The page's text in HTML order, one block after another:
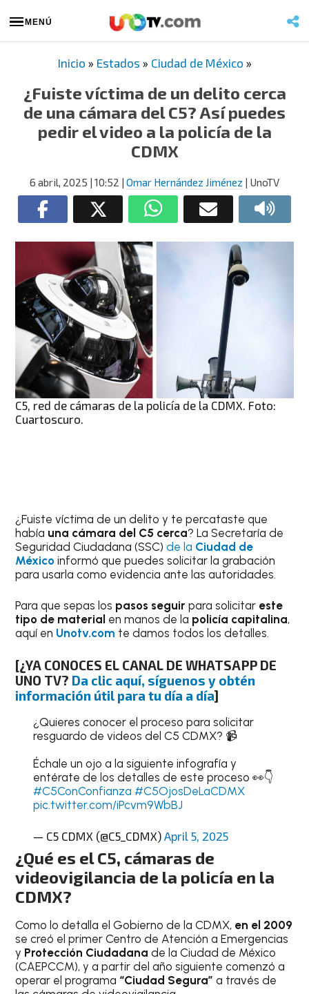
MENÚ
Inicio » Estados » Ciudad de México »
¿Fuiste víctima de un delito cerca
de una cámara del C5? Así puedes
pedir el video a la policía de la
CDMX
6 abril, 2025 | 10:52 | Omar Hernández Jiménez | UnoTV
C5, red de cámaras de la policía de la CDMX. Foto:
Cuartoscuro.
¿Fuiste víctima de un delito y te percataste que
había una cámara del C5 cerca? La Secretaría de
Seguridad Ciudadana (SSC)de la Ciudad de
México informó que puedes solicitar la grabación
para usarla como evidencia ante las autoridades.
Para que sepas los pasos seguir para solicitar este
tipo de material en manos de la policía capitalina,
aquí en Unotv.com te damos todos los detalles.
[¿YA CONOCES EL CANAL DE WHATSAPP DE
UNO TV? Da clic aquí, síguenos y obtén
información útil para tu día a día]
¿Quieres conocer el proceso para solicitar
resguardo de videos del C5 CDMX? 📹
Échale un ojo a la siguiente infografía y
entérate de los detalles de este proceso 👀👇
#C5ConConfianza #C5OjosDeLaCDMX
pic.twitter.com/iPcvm9WbBJ
— C5 CDMX (@C5_CDMX) April 5, 2025
¿Qué es el C5, cámaras de
videovigilancia de la policía en la
CDMX?
Como lo detalla el Gobierno de la CDMX, en el 2009
se creó el primer Centro de Atención a Emergencias
y Protección Ciudadana de la Ciudad de México
(CAEPCCM), y a partir del año siguiente comenzó a
operar el programa “Ciudad Segura” a través de